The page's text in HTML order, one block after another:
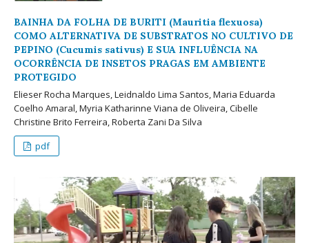
BAINHA DA FOLHA DE BURITI (Mauritia flexuosa)
COMO ALTERNATIVA DE SUBSTRATOS NO CULTIVO DE
PEPINO (Cucumis sativus) E SUA INFLUÊNCIA NA
OCORRÊNCIA DE INSETOS PRAGAS EM AMBIENTE
PROTEGIDO
Elieser Rocha Marques, Leidnaldo Lima Santos, Maria Eduarda
Coelho Amaral, Myria Katharinne Viana de Oliveira, Cibelle
Christine Brito Ferreira, Roberta Zani Da Silva
pdf